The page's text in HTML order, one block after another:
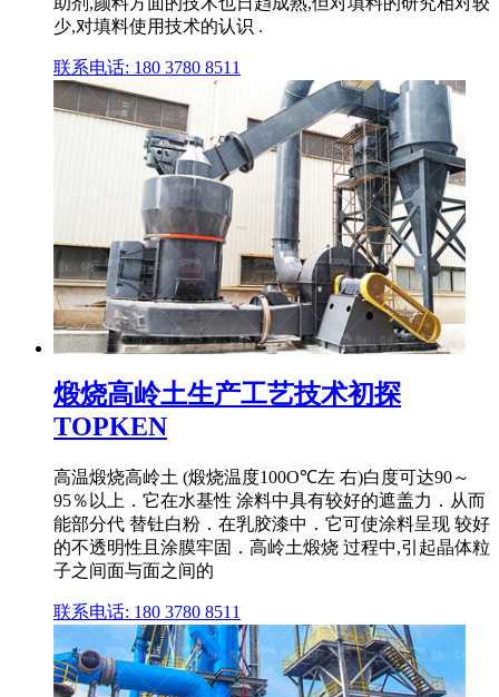
少,对填料使用技术的认识 .
联系电话: 180 3780 8511
煅烧高岭土生产工艺技术初探
TOPKEN
高温煅烧高岭土 (煅烧温度100O℃左 右)白度可达90～
95％以上．它在水基性 涂料中具有较好的遮盖力．从而
能部分代 替钍白粉．在乳胶漆中．它可使涂料呈现 较好
的不透明性且涂膜牢固．高岭土煅烧 过程中,引起晶体粒
子之间面与面之间的
联系电话: 180 3780 8511